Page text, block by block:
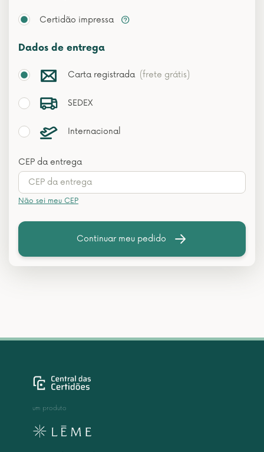
Certidão impressa
Dados de entrega
Carta registrada (frete grátis)
SEDEX
Internacional
CEP da entrega
Não sei meu CEP
Continuar meu pedido
um produto